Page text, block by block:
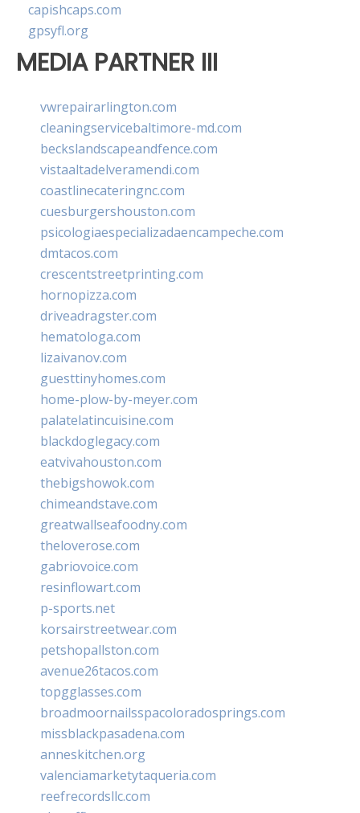
capishcaps.com
gpsyfl.org
MEDIA PARTNER III
vwrepairarlington.com
cleaningservicebaltimore-md.com
beckslandscapeandfence.com
vistaaltadelveramendi.com
coastlinecateringnc.com
cuesburgershouston.com
psicologiaespecializadaencampeche.com
dmtacos.com
crescentstreetprinting.com
hornopizza.com
driveadragster.com
hematologa.com
lizaivanov.com
guesttinyhomes.com
home-plow-by-meyer.com
palatelatincuisine.com
blackdoglegacy.com
eatvivahouston.com
thebigshowok.com
chimeandstave.com
greatwallseafoodny.com
theloverose.com
gabriovoice.com
resinflowart.com
p-sports.net
korsairstreetwear.com
petshopallston.com
avenue26tacos.com
topgglasses.com
broadmoornailsspacoloradosprings.com
missblackpasadena.com
anneskitchen.org
valenciamarketytaqueria.com
reefrecordsllc.com